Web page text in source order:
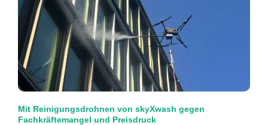
Mit Reinigungsdrohnen von skyXwash gegen
Fachkräftemangel und Preisdruck